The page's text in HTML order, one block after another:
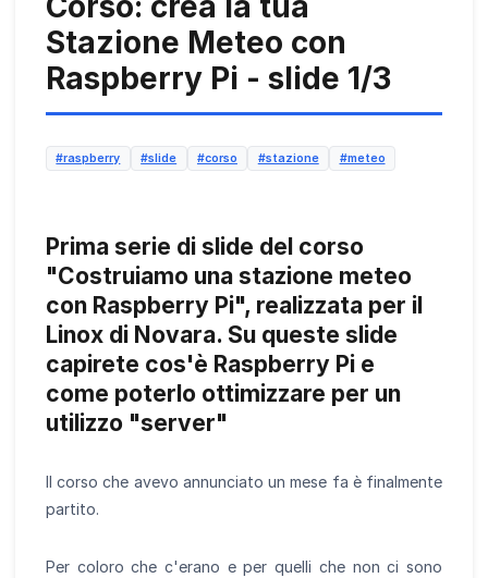
Stazione Meteo con
Raspberry Pi - slide 1/3
#raspberry #slide #corso #stazione #meteo
Prima serie di slide del corso
"Costruiamo una stazione meteo
con Raspberry Pi", realizzata per il
Linox di Novara. Su queste slide
capirete cos'è Raspberry Pi e
come poterlo ottimizzare per un
utilizzo "server"
Il corso che avevo annunciato un mese fa è finalmente
partito.
Per coloro che c'erano e per quelli che non ci sono